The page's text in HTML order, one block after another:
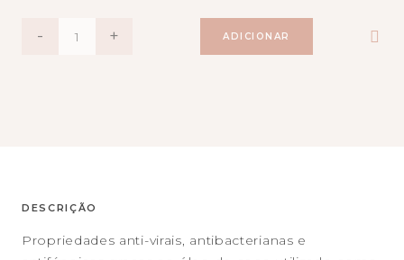
- + ADICIONAR
DESCRIÇÃO
Propriedades anti-virais, antibacterianas e